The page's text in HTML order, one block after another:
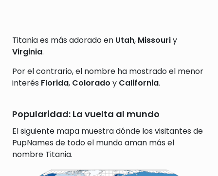
Titania es más adorado en Utah, Missouriy
Virginia.
Por el contrario, el nombre ha mostrado el menor
interés Florida, Colorado y California.
Popularidad: La vuelta al mundo
El siguiente mapa muestra dónde los visitantes de
PupNames de todo el mundo aman más el
nombre Titania.